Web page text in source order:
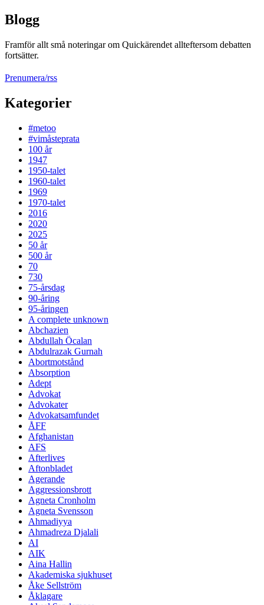
Blogg
Framför allt små noteringar om Quickärendet allteftersom debatten
fortsätter.
Prenumera/rss
Kategorier
#metoo
#vimåsteprata
100 år
1947
1950-talet
1960-talet
1969
1970-talet
2016
2020
2025
50 år
500 år
70
730
75-årsdag
90-åring
95-åringen
A complete unknown
Abchazien
Abdullah Öcalan
Abdulrazak Gurnah
Abortmotstånd
Absorption
Adept
Advokat
Advokater
Advokatsamfundet
ÅFF
Afghanistan
AFS
Afterlives
Aftonbladet
Agerande
Aggressionsbrott
Agneta Cronholm
Agneta Svensson
Ahmadiyya
Ahmadreza Djalali
AI
AIK
Aina Hallin
Akademiska sjukhuset
Åke Sellström
Åklagare